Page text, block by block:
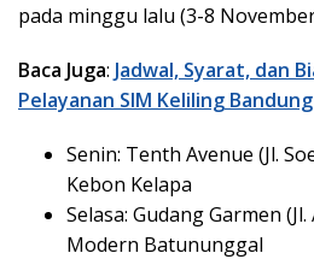
pada minggu lalu (3-8
Baca Juga: Jadwal, Syarat, dan
Pelayanan SIM Keliling Bandung
Senin: Tenth Avenue (Jl.
Kebon Kelapa
Selasa: Gudang Garmen
Modern Batununggal